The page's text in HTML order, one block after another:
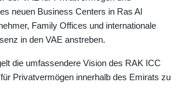
neuen Business Centers in Ras Al
Family Offices und internationale
in den VAE anstreben.
die umfassendere Vision des RAK ICC
Privatvermögen innerhalb des Emirats zu